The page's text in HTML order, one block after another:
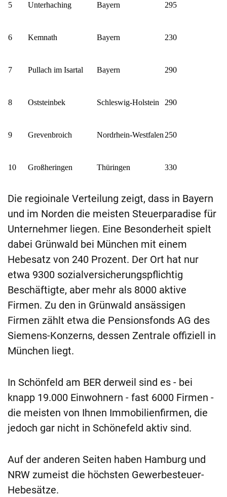
5 Unterhaching Bayern 295
6 Kemnath Bayern 230
7 Pullach im Isartal Bayern 290
8 Oststeinbek Schleswig-Holstein 290
9 Grevenbroich Nordrhein-Westfalen 250
10 Großheringen Thüringen 330
Die regioinale Verteilung zeigt, dass in Bayern
und im Norden die meisten Steuerparadise für
Unternehmer liegen. Eine Besonderheit spielt
dabei Grünwald bei München mit einem
Hebesatz von 240 Prozent. Der Ort hat nur
etwa 9300 sozialversicherungspflichtig
Beschäftigte, aber mehr als 8000 aktive
Firmen. Zu den in Grünwald ansässigen
Firmen zählt etwa die Pensionsfonds AG des
Siemens-Konzerns, dessen Zentrale offiziell in
München liegt.
In Schönfeld am BER derweil sind es - bei
knapp 19.000 Einwohnern - fast 6000 Firmen -
die meisten von Ihnen Immobilienfirmen, die
jedoch gar nicht in Schönefeld aktiv sind.
Auf der anderen Seiten haben Hamburg und
NRW zumeist die höchsten Gewerbesteuer-
Hebesätze.